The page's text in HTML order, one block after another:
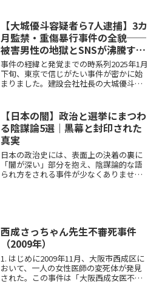
上空で突如として異常事態が...
【大城優斗容疑者ら7人逮捕】3カ
月監禁・重傷暴行事件の全貌──
被害男性の地獄とSNSが沸騰する
怒り
事件の経緯と発覚までの時系列2025年1月
下旬、東京で信じがたい事件が密かに始
まりました。建設会社社長の大城優斗容
繰り返したのです。被害男性は都内や近
郊のホテル...
【日本の闇】政治と選挙にまつわ
る陰謀論5選｜黒幕と封印された
真実
日本の政治史には、表面上の決着の裏に
「闇が深い」部分を抱え、陰謀論的な語
られ方をされる事件が少なくありませ
西成さっちゃん先生不審死事件
（2009年）
1. はじめに2009年11月、大阪市西成区に
おいて、一人の女性医師の変死体が発見
された。この事件は「大阪西成女医不審